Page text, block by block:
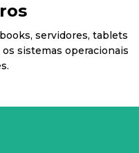
servidores, tablets
sistemas operacionais